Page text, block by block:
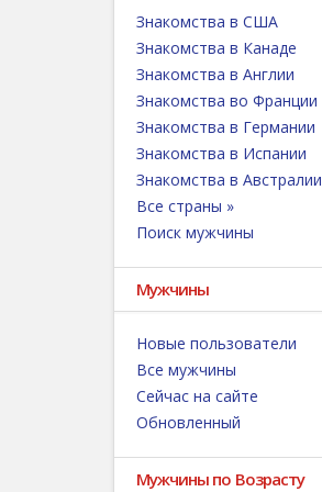
Знакомства в США
Знакомства в Канаде
Знакомства в Англии
Знакомства во Франции
Знакомства в Германии
Знакомства в Испании
Знакомства в Австралии
Все страны »
Поиск мужчины
Мужчины
Новые пользователи
Все мужчины
Сейчас на сайте
Обновленный
Мужчины по Возрасту